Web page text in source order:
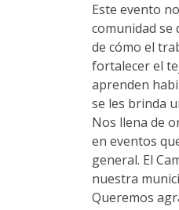
Este evento
comunidad
de cómo el
fortalecer el
aprenden
se les brinda
Nos llena de
en eventos
general. El
nuestra
Queremos